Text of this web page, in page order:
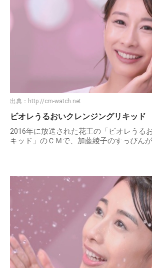
出典： http://cm-watch.net
ビオレうるおいクレンジングリキッド
2016年に放送された花王の「ビオレうる
キッド」のＣＭで、加藤綾子のすっぴん